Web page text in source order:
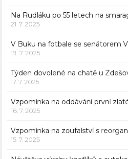
Na Rudláku po 55 letech na
21. 7. 2025
V Buku na fotbale se senátorem
19. 7. 2025
Týden dovolené na chatě u
17. 7. 2025
Vzpomínka na oddávání první
16. 7. 2025
Vzpomínka na zoufalství s
15. 7. 2025